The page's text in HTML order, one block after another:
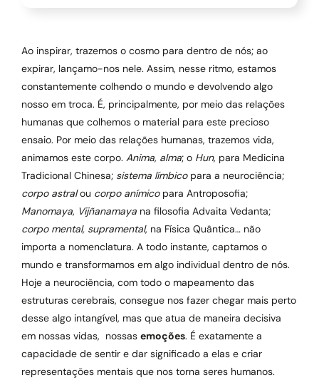
Ao inspirar, trazemos o cosmo para dentro de nós; ao
expirar, lançamo-nos nele. Assim, nesse ritmo, estamos
constantemente colhendo o mundo e devolvendo algo
nosso em troca. É, principalmente, por meio das relações
humanas que colhemos o material para este precioso
ensaio. Por meio das relações humanas, trazemos vida,
animamos este corpo. Anima, alma; o Hun, para Medicina
Tradicional Chinesa; sistema límbicopara a neurociência;
corpo astralou corpo anímicopara Antroposofia;
Manomaya, Vijñanamaya na filosofia Advaita Vedanta;
corpo mental, supramental, na Física Quântica… não
importa a nomenclatura. A todo instante, captamos o
mundo e transformamos em algo individual dentro de nós.
Hoje a neurociência, com todo o mapeamento das
estruturas cerebrais, consegue nos fazer chegar mais perto
desse algo intangível, mas que atua de maneira decisiva
em nossas vidas, nossas emoções. É exatamente a
capacidade de sentir e dar significado a elas e criar
representações mentais que nos torna seres humanos.